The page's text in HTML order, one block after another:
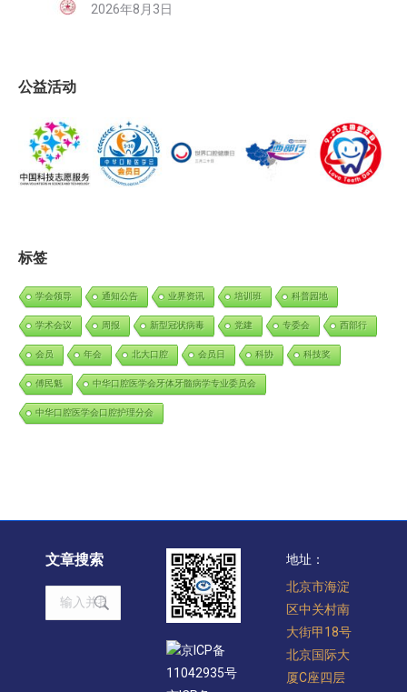
2026年8月3日
公益活动
标签
学会领导 通知公告 业界资讯 培训班 科普园地
学术会议 周报 新型冠状病毒 党建 专委会 西部行
会员 年会 北大口腔 会员日 科协 科技奖
傅民魁 中华口腔医学会牙体牙髓病学专业委员会
中华口腔医学会口腔护理分会
文章搜索
Search:
京ICP备
11042935号
地址：
北京市海淀
区中关村南
大街甲18号
北京国际大
厦C座四层